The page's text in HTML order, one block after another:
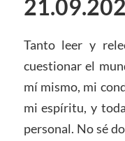
Tanto leer y
cuestionar el
mí mismo, mi
mi espíritu, y
personal. No sé